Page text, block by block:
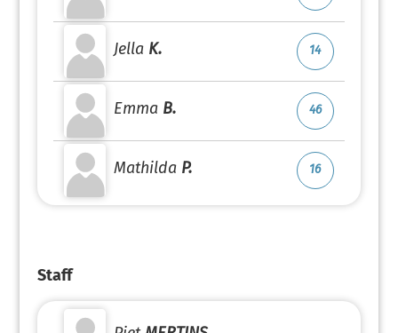
Jella K. 14
Emma B. 46
Mathilda P. 16
Staff